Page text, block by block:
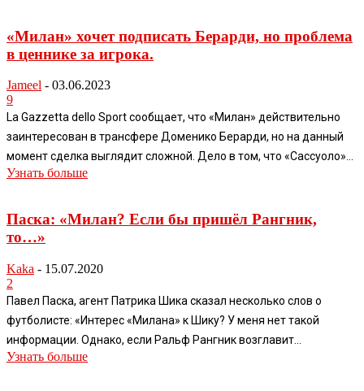
«Милан» хочет подписать Берарди, но проблема
в ценнике за игрока.
Jameel - 03.06.2023
9
La Gazzetta dello Sport сообщает, что «Милан» действительно
заинтересован в трансфере Доменико Берарди, но на данный
момент сделка выглядит сложной. Дело в том, что «Сассуоло»...
Узнать больше
Паска: «Милан? Если бы пришёл Рангник,
то…»
Kaka - 15.07.2020
2
Павел Паска, агент Патрика Шика сказал несколько слов о
футболисте: «Интерес «Милана» к Шику? У меня нет такой
информации. Однако, если Ральф Рангник возглавит...
Узнать больше